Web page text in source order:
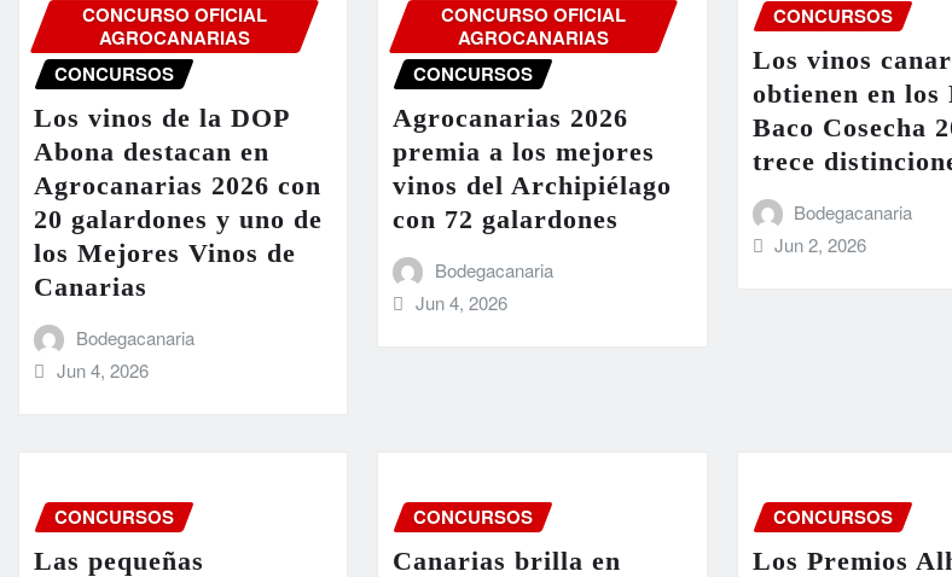
CONCURSO OFICIAL
AGROCANARIAS
CONCURSOS
Los vinos de la DOP
Abona destacan en
Agrocanarias 2026 con
20 galardones y uno de
los Mejores Vinos de
Canarias
Bodegacanaria
Jun 4, 2026
CONCURSO OFICIAL
AGROCANARIAS
CONCURSOS
Agrocanarias 2026
premia a los mejores
vinos del Archipiélago
con 72 galardones
Bodegacanaria
Jun 4, 2026
CONCURSOS
Los vinos
obtienen en los
Baco Cosecha
trece
Bodegacanaria
Jun 2, 2026
CONCURSOS
Las pequeñas
CONCURSOS
Canarias brilla en
CONCURSOS
Los Premios